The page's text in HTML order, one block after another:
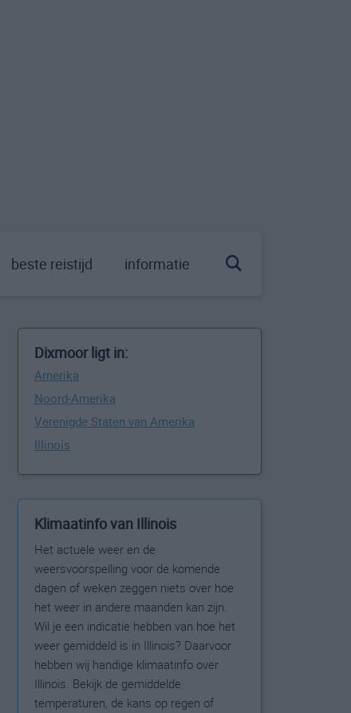
beste reistijd informatie
Dixmoor ligt in:
Amerika
Noord-Amerika
Verenigde Staten van Amerika
Illinois
Klimaatinfo van Illinois
Het actuele weer en de
weersvoorspelling voor de komende
dagen of weken zeggen niets over hoe
het weer in andere maanden kan zijn.
Wil je een indicatie hebben van hoe het
weer gemiddeld is in Illinois? Daarvoor
hebben wij handige klimaatinfo over
Illinois. Bekijk de gemiddelde
temperaturen, de kans op regen of